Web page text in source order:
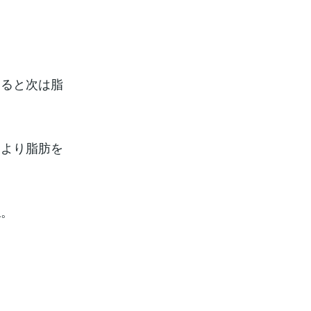
と次は脂
り脂肪を